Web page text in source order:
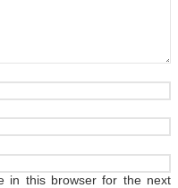
in this browser for the next